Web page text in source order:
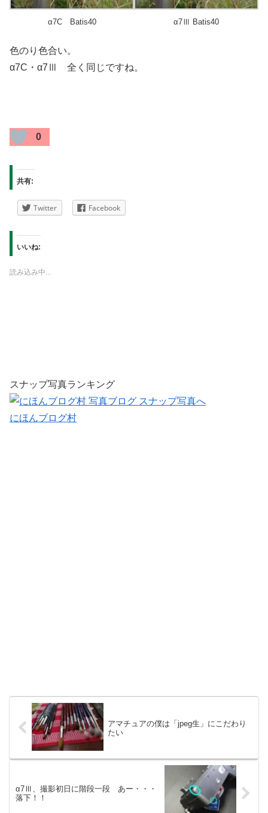
α7C Batis40 α7Ⅲ Batis40
色のり色合い。
α7C・α7Ⅲ 全く同じですね。
0
共有:
Twitter Facebook
いいね:
読み込み中...
スナップ写真ランキング
にほんブログ村
アマチュアの僕は「jpeg生」にこだわり
たい
α7Ⅲ、撮影初日に階段一段 あー・・・
落下！！